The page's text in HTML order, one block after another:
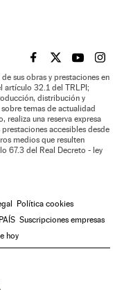
EL PAÍS BRASIL EN
EL PAÍSEL PAÍS
EL
sus obras y prestaciones en
artículo 32.1 del TRLPI;
distribución y
temas de actualidad
realiza una reserva expresa
accesibles desde
medios que resulten
67.3 del Real Decreto - ley
Política cookies
Suscripciones empresas
hoy